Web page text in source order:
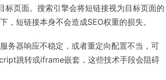
标页面。搜索引擎会将短链接视为目标页面的
短链接本身不会造成SEO权重的损失。
务器响应不稳定，或者重定向配置不当，可
跳转或iframe嵌套，这些技术手段会阻碍